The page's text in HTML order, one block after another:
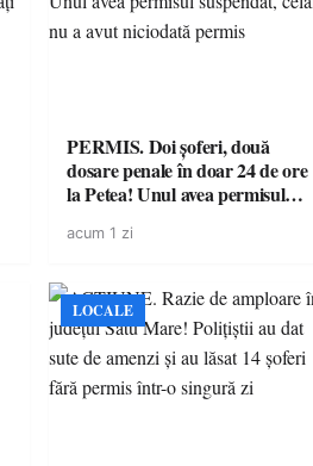
PERMIS. Doi șoferi, două
dosare penale în doar 24 de ore
la Petea! Unul avea permisul
niciodată permis
acum 1 zi
LOCALE